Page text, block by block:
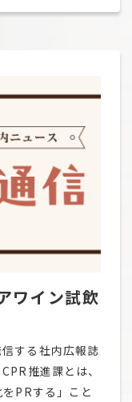
さい。 問い合わ
ワイン試飲
する社内広報誌
推進課とは、
PRする」こと